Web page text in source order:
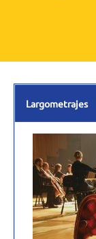
Largometrajes